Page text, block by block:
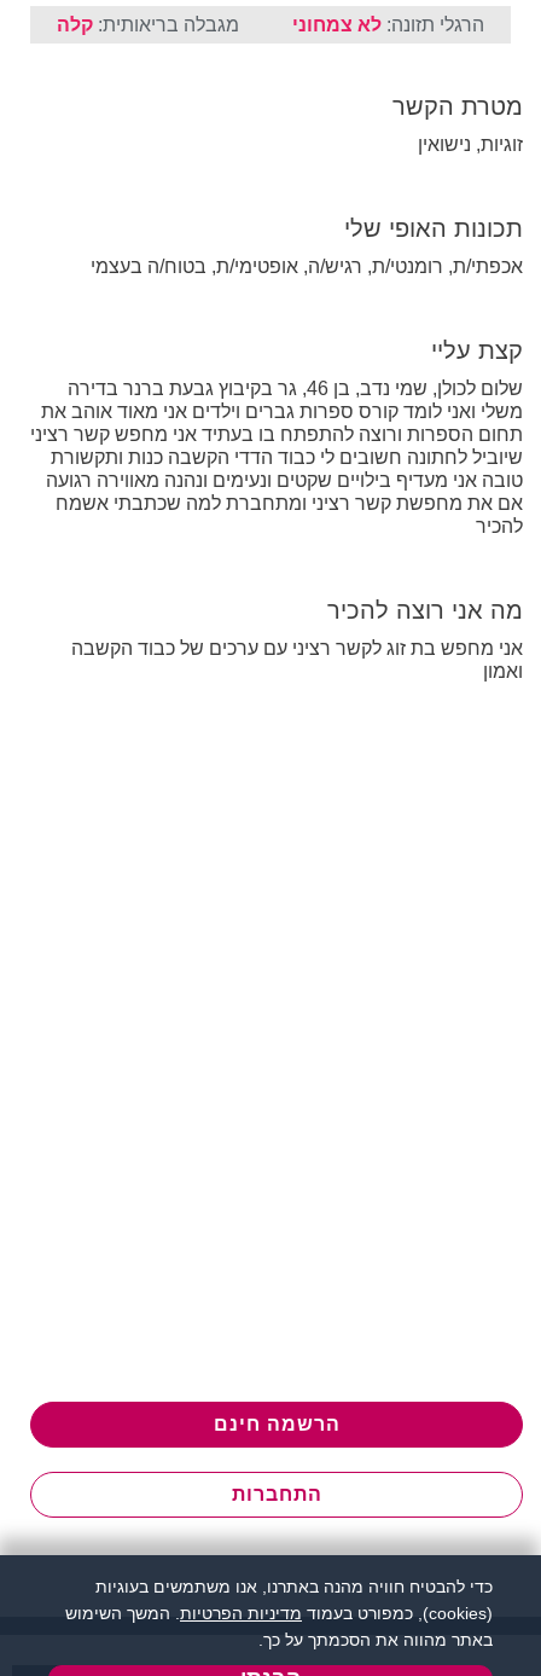
הרגלי תזונה: לא צמחוני מגבלה בריאותית: קלה
מטרת הקשר
זוגיות, נישואין
תכונות האופי שלי
אכפתי/ת, רומנטי/ת, רגיש/ה, אופטימי/ת, בטוח/ה בעצמי
קצת עליי
שלום לכולן, שמי נדב, בן 46, גר בקיבוץ גבעת ברנר בדירה
משלי ואני לומד קורס ספרות גברים וילדים אני מאוד אוהב את
תחום הספרות ורוצה להתפתח בו בעתיד אני מחפש קשר רציני
שיוביל לחתונה חשובים לי כבוד הדדי הקשבה כנות ותקשורת
טובה אני מעדיף בילויים שקטים ונעימים ונהנה מאווירה רגועה
אם את מחפשת קשר רציני ומתחברת למה שכתבתי אשמח
להכיר
מה אני רוצה להכיר
אני מחפש בת זוג לקשר רציני עם ערכים של כבוד הקשבה
ואמון
הרשמה חינם
התחברות
כדי להבטיח חוויה מהנה באתרנו, אנו משתמשים בעוגיות
(cookies), כמפורט בעמוד
מדיניות הפרטיות . המשך השימוש
באתר מהווה את הסכמתך על כך.